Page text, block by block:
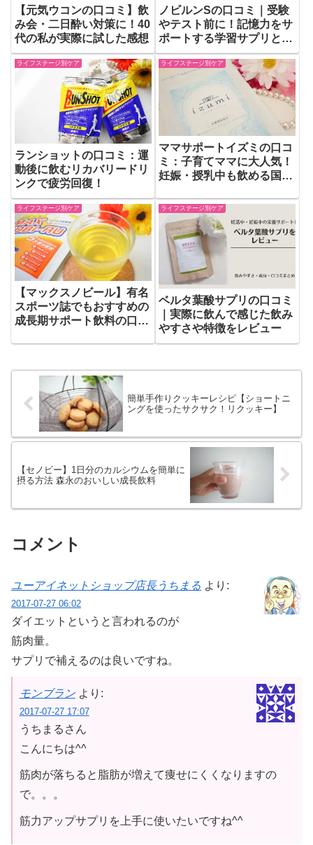
【元気ウコンの口コミ】飲
み会・二日酔い対策に！40
代の私が実際に試した感想
ノビルンSの口コミ｜受験
やテスト前に！記憶力をサ
ポートする学習サプリと
は？
ライフステージ別ケア
ランショットの口コミ：運
動後に飲むリカバリードリ
ンクで疲労回復！
ライフステージ別ケア
ママサポートイズミの口コ
ミ：子育てママに大人気！
妊娠・授乳中も飲める国産
ライフステージ別ケア
【マックスノビール】有名
スポーツ誌でもおすすめの
成長期サポート飲料の口コ
ライフステージ別ケア
ベルタ葉酸サプリの口コミ
｜実際に飲んで感じた飲み
やすさや特徴をレビュー
簡単手作りクッキーレシピ【ショートニ
ングを使ったサクサク！リクッキー】
【セノビー】1日分のカルシウムを簡単に
摂る方法 森永のおいしい成長飲料
コメント
ユーアイネットショップ店長うちまる より:
2017-07-27 06:02
ダイエットというと言われるのが
筋肉量。
サプリで補えるのは良いですね。
モンブラン より:
2017-07-27 17:07
うちまるさん
こんにちは^^
筋肉が落ちると脂肪が増えて痩せにくくなりますの
で。。。
筋力アップサプリを上手に使いたいですね^^